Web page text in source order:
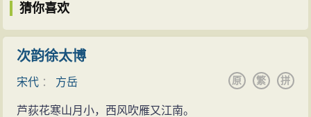
猜你喜欢
次韵徐太博
宋代 ： 方岳 拼
繁
原
芦荻花寒山月小，西风吹雁又江南。